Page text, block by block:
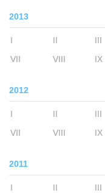
2013
I II III
VII
VIII IX
2012
I II III
VII
VIII IX
2011
I II III